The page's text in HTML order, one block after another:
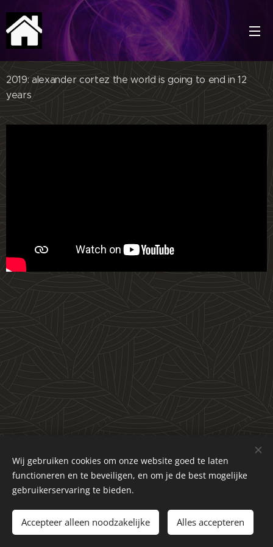
2019: alexander cortez the world is going to end in 12
years
Contact:
https://awaken3rdeye.webnode.be/ Cookies
Wij gebruiken cookies om onze website goed te laten
functioneren en te beveiligen, en om je de best mogelijke
gebruikerservaring te bieden.
Accepteer alleen noodzakelijke Alles accepteren